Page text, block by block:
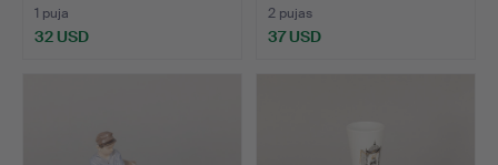
1 puja
32 USD
2 pujas
37 USD